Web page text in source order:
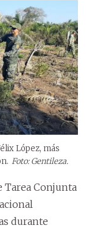
López, más
Foto: Gentileza.
Tarea Conjunta
durante